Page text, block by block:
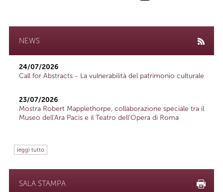
NEWS
24/07/2026
Call for Abstracts - La vulnerabilità del patrimonio culturale
23/07/2026
Mostra Robert Mapplethorpe, collaborazione speciale tra il
Museo dell'Ara Pacis e il Teatro dell'Opera di Roma
leggi tutto
SALA STAMPA